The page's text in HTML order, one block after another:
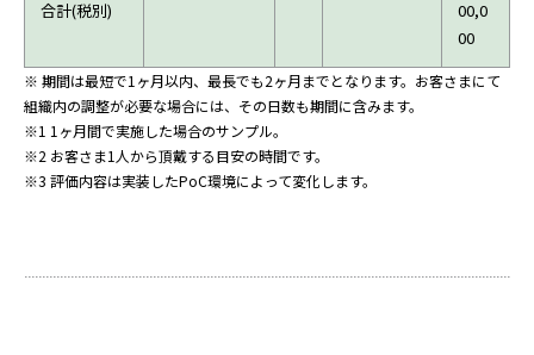
合計(税別)
00,0
00
※ 期間は最短で1ヶ月以内、最長でも2ヶ月までとなります。お客さまにて
組織内の調整が必要な場合には、その日数も期間に含みます。
※1 1ヶ月間で実施した場合のサンプル。
※2 お客さま1人から頂戴する目安の時間です。
※3 評価内容は実装したPoC環境によって変化します。